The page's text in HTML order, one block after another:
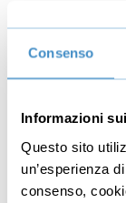
Consenso
Informazioni
Questo sito
un’esperienza
consenso,
Vendita
Branding
Marketing
Produttività